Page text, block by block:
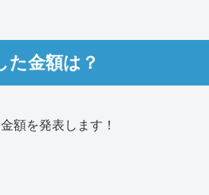
た金額は？
額を発表します！